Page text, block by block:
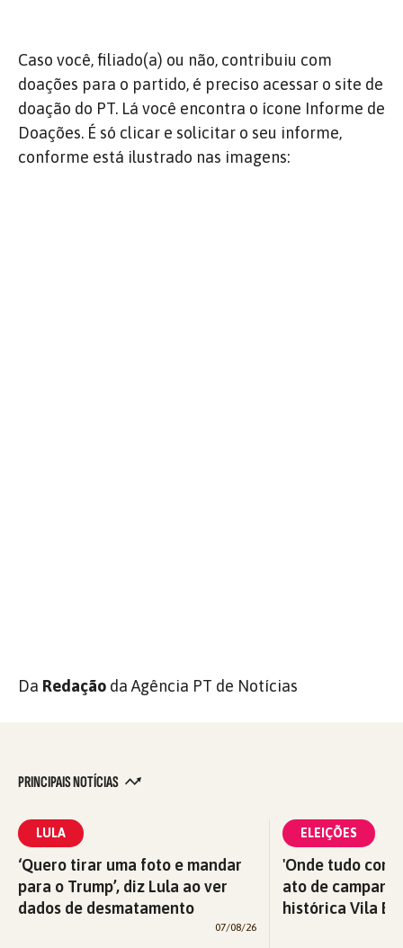
Caso você, filiado(a) ou não, contribuiu com
doações para o partido, é preciso acessar o site de
doação do PT. Lá você encontra o ícone Informe de
Doações. É só clicar e solicitar o seu informe,
conforme está ilustrado nas imagens:
Da Redação da Agência PT de Notícias
PRINCIPAIS NOTÍCIAS
LULA
‘Quero tirar uma foto e mandar
para o Trump’, diz Lula ao ver
dados de desmatamento
07/08/26
ELEIÇÕES
'Onde tudo
ato de
histórica Vila